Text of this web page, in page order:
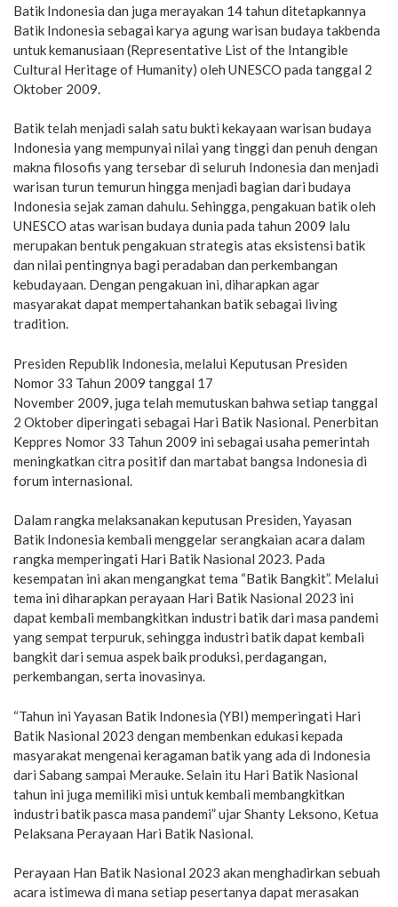
Batik Indonesia dan juga merayakan 14 tahun ditetapkannya
Batik Indonesia sebagai karya agung warisan budaya takbenda
untuk kemanusiaan (Representative List of the Intangible
Cultural Heritage of Humanity) oleh UNESCO pada tanggal 2
Oktober 2009.
Batik telah menjadi salah satu bukti kekayaan warisan budaya
Indonesia yang mempunyai nilai yang tinggi dan penuh dengan
makna filosofis yang tersebar di seluruh Indonesia dan menjadi
warisan turun temurun hingga menjadi bagian dari budaya
Indonesia sejak zaman dahulu. Sehingga, pengakuan batik oleh
UNESCO atas warisan budaya dunia pada tahun 2009 lalu
merupakan bentuk pengakuan strategis atas eksistensi batik
dan nilai pentingnya bagi peradaban dan perkembangan
kebudayaan. Dengan pengakuan ini, diharapkan agar
masyarakat dapat mempertahankan batik sebagai living
tradition.
Presiden Republik Indonesia, melalui Keputusan Presiden
Nomor 33 Tahun 2009 tanggal 17
November 2009, juga telah memutuskan bahwa setiap tanggal
2 Oktober diperingati sebagai Hari Batik Nasional. Penerbitan
Keppres Nomor 33 Tahun 2009 ini sebagai usaha pemerintah
meningkatkan citra positif dan martabat bangsa Indonesia di
forum internasional.
Dalam rangka melaksanakan keputusan Presiden, Yayasan
Batik Indonesia kembali menggelar serangkaian acara dalam
rangka memperingati Hari Batik Nasional 2023. Pada
kesempatan ini akan mengangkat tema “Batik Bangkit”. Melalui
tema ini diharapkan perayaan Hari Batik Nasional 2023 ini
dapat kembali membangkitkan industri batik dari masa pandemi
yang sempat terpuruk, sehingga industri batik dapat kembali
bangkit dari semua aspek baik produksi, perdagangan,
perkembangan, serta inovasinya.
“Tahun ini Yayasan Batik Indonesia (YBI) memperingati Hari
Batik Nasional 2023 dengan membenkan edukasi kepada
masyarakat mengenai keragaman batik yang ada di Indonesia
dari Sabang sampai Merauke. Selain itu Hari Batik Nasional
tahun ini juga memiliki misi untuk kembali membangkitkan
industri batik pasca masa pandemi” ujar Shanty Leksono, Ketua
Pelaksana Perayaan Hari Batik Nasional.
Perayaan Han Batik Nasional 2023 akan menghadirkan sebuah
acara istimewa di mana setiap pesertanya dapat merasakan